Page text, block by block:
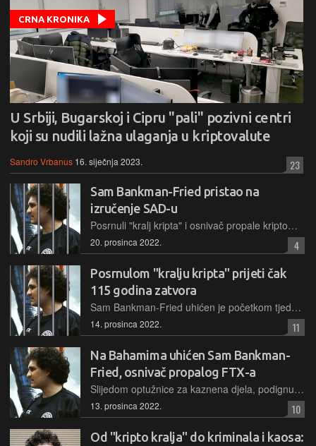
CRNA KRONIKA
U Srbiji, Bugarskoj i Cipru "pali" pozivni centri
koji su nudili lažna ulaganja u kriptovalute
Sandro Vrbanus 16. siječnja 2023. 23
Sam Bankman-Fried pristao na
izručenje SAD-u
Posrnuli "kralj kripta" i osnivač propale kriptomjenjačnice FTX uhićen je prošloga tjedna na Bahamima, nalazi se u tamošnjem zatvoru, a na prvom je saslušanju pristao biti izučen svojoj zemlji
20. prosinca 2022. 4
Posrnulom "kralju kripta" prijeti čak
115 godina zatvora
Sam Bankman-Fried uhićen je početkom tjedna na Bahamima, gdje sada čeka izručenje SAD-u. A tamo ga, pak, čeka optužnica u osam točaka za prilično ozbiljna kaznena djela prevare
14. prosinca 2022. 11
Na Bahamima uhićen Sam Bankman-
Fried, osnivač propalog FTX-a
Slijedom optužnice za kaznena djela, podignute u SAD-u, donedavni "kripto kralj" i milijarder uhićen je na Bahamima, gdje je živio i odakle je vodio svoj propali biznis kriptomjenjačnice i investicijskog fonda
13. prosinca 2022. 10
Od "kripto kralja" do kriminala i kaosa: